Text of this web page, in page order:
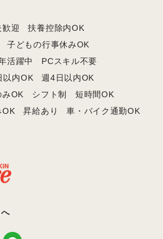
歓迎
扶養控除内OK
子どもの行事休みOK
活躍中
PCスキル不要
以内OK
週4日以内OK
みOK シフト制
短時間OK
OK 昇給あり
車・バイク通勤OK